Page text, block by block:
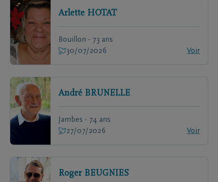
Arlette HOTAT
Bouillon - 73 ans
30/07/2026
Voir
André BRUNELLE
Jambes - 74 ans
27/07/2026
Voir
Roger BEUGNIES